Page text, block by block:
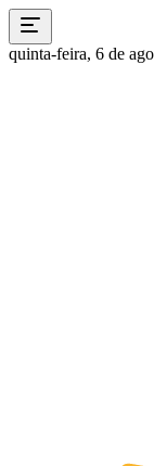
quinta-feira, 6 de